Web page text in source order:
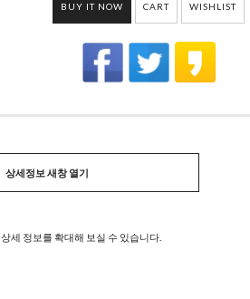
BUY IT NOW CART WISHLIST
상세정보 새창 열기
상세 정보를 확대해 보실 수 있습니다.